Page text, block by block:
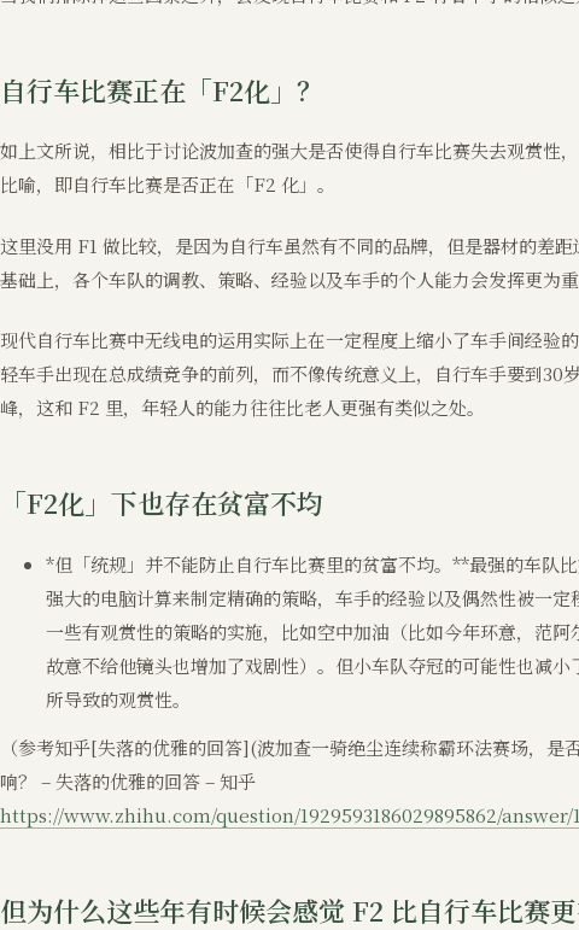
自行车比赛正在「F2化」？
如上文所说，相比于讨论波加查的强大是否使得自行车比赛失去观赏性
比喻，即自行车比赛是否正在「F2 化」。
这里没用 F1 做比较，是因为自行车虽然有不同的品牌，但是器材的差
基础上，各个车队的调教、策略、经验以及车手的个人能力会发挥更为重
现代自行车比赛中无线电的运用实际上在一定程度上缩小了车手间经验
轻车手出现在总成绩竞争的前列，而不像传统意义上，自行车手要到30
峰，这和 F2 里，年轻人的能力往往比老人更强有类似之处。
「F2化」下也存在贫富不均
*但「统规」并不能防止自行车比赛里的贫富不均。**最强的车队
强大的电脑计算来制定精确的策略，车手的经验以及偶然性被一
一些有观赏性的策略的实施，比如空中加油（比如今年环意，范
故意不给他镜头也增加了戏剧性）。但小车队夺冠的可能性也减
所导致的观赏性。
（参考知乎[失落的优雅的回答](波加查一骑绝尘连续称霸环法赛场，是
响？ – 失落的优雅的回答 – 知乎
https://www.zhihu.com/question/1929593186029895862/answer/
但为什么这些年有时候会感觉 F2 比自行车比赛更